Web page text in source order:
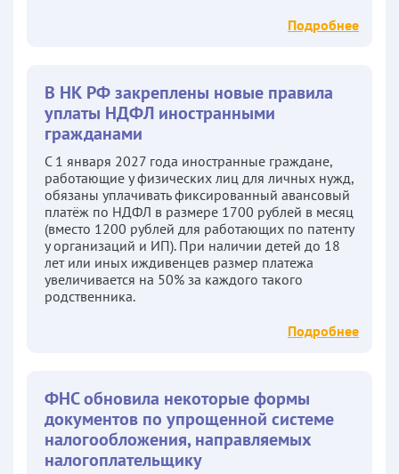
Подробнее
В НК РФ закреплены новые правила
уплаты НДФЛ иностранными
гражданами
С 1 января 2027 года иностранные граждане,
работающие у физических лиц для личных нужд,
обязаны уплачивать фиксированный авансовый
платёж по НДФЛ в размере 1700 рублей в месяц
(вместо 1200 рублей для работающих по патенту
у организаций и ИП). При наличии детей до 18
лет или иных иждивенцев размер платежа
увеличивается на 50% за каждого такого
родственника.
Подробнее
ФНС обновила некоторые формы
документов по упрощенной системе
налогообложения, направляемых
налогоплательщику